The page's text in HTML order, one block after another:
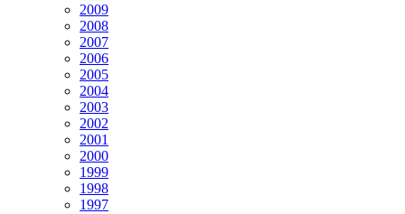
2009
2008
2007
2006
2005
2004
2003
2002
2001
2000
1999
1998
1997